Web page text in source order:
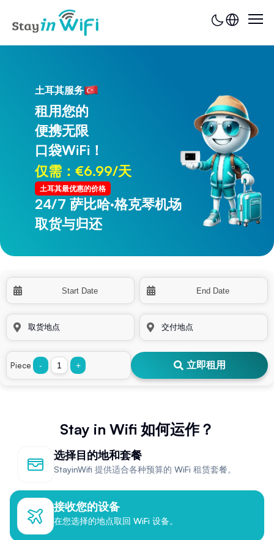
土耳其服务
租用您的
便携无限
口袋WiFi！
仅需：€6.99/天
土耳其最优惠的价格
24/7 萨比哈·格克琴机场
取货与归还
24/7 特拉布宗机场
取货与归还
Piece - + 立即租用
Stay in Wifi 如何运作？
选择目的地和套餐
StayinWifi 提供适合各种预算的 WiFi 租赁套餐。
接收您的设备
在您选择的地点取回 WiFi 设备。